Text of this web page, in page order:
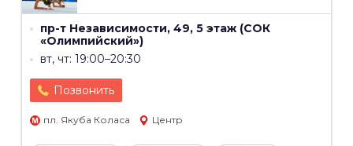
пр-т Независимости, 49, 5 этаж (СОК
«Олимпийский»)
вт, чт: 19:00–20:30
Позвонить
пл. Якуба Коласа Центр